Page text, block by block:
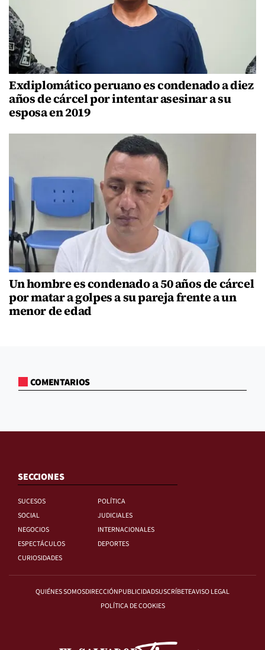
Exdiplomático peruano es condenado a diez
años de cárcel por intentar asesinar a su
esposa en 2019
Un hombre es condenado a 50 años de cárcel
por matar a golpes a su pareja frente a un
menor de edad
COMENTARIOS
SECCIONES
SUCESOS
POLÍTICA
SOCIAL
JUDICIALES
NEGOCIOS
INTERNACIONALES
ESPECTÁCULOS
DEPORTES
CURIOSIDADES
QUIÉNES SOMOSDIRECCIÓNPUBLICIDADSUSCRÍBETEAVISO LEGAL
POLÍTICA DE COOKIES